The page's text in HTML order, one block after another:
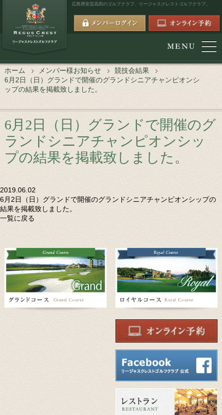
広島県安芸高田のゴルフクラブ、 リージャスクレストゴルフクラブ。
ホーム メンバー様お知らせ
競技会結果
6月2日（日）グランドで開催のグランドシニアチャンピオンシ
ップの結果を掲載致しました。
6月2日（日）グランドで開催のグ
ランドシニアチャンピオンシッ
プの結果を掲載致しました。
2019.06.02
6月2日（日）グランドで開催のグランドシニアチャンピオンシップの
結果を掲載致しました。
一覧に戻る